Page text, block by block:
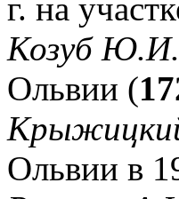
г. на
Козуб Ю.И.
Ольвии (
Ольвии в